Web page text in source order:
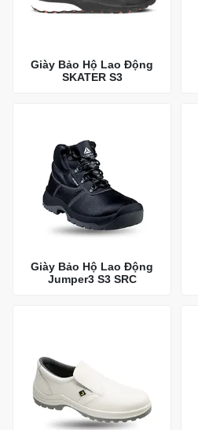
Giày Bảo Hộ Lao Động
SKATER S3
Giày Bảo Hộ Lao Động
Jumper3 S3 SRC